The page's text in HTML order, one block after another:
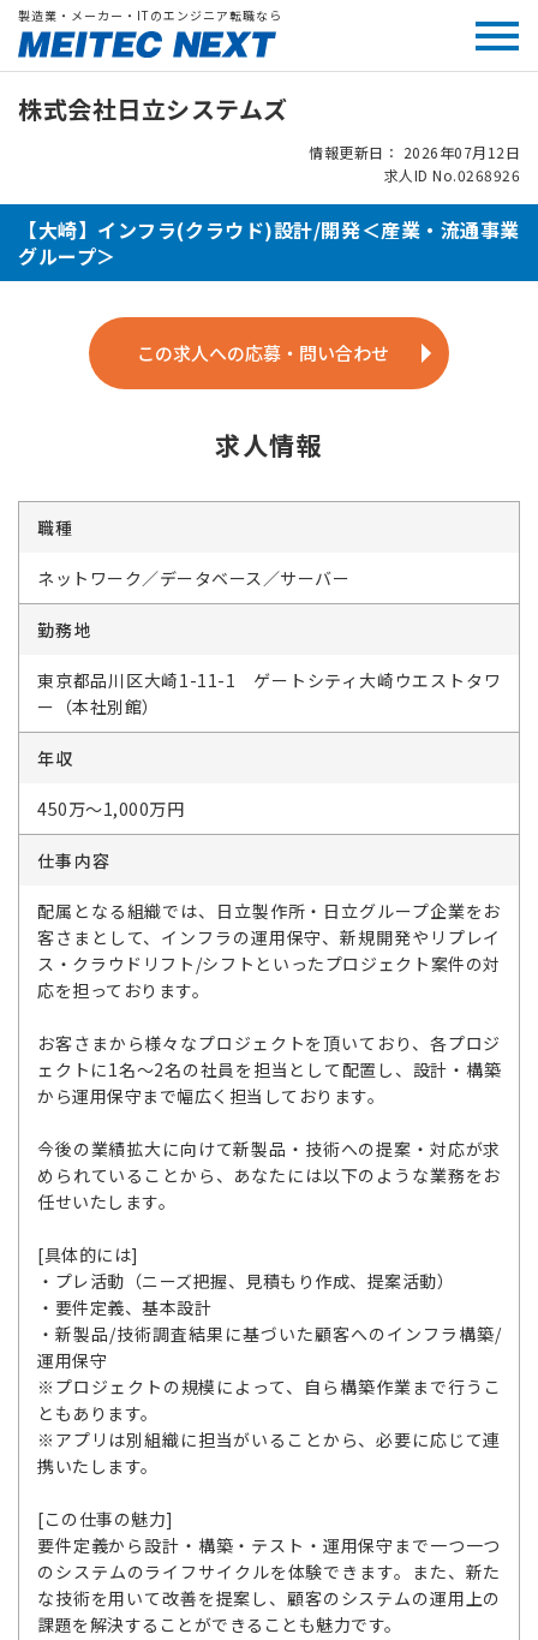
製造業・メーカー・ITのエンジニア転職なら
株式会社日立システムズ
情報更新日： 2026年07月12日
求人ID No.0268926
【大崎】インフラ(クラウド)設計/開発＜産業・流通事業
グループ＞
この求人への応募・問い合わせ
求人情報
職種
ネットワーク／データベース／サーバー
勤務地
東京都品川区大崎1-11-1 ゲートシティ大崎ウエストタワ
ー（本社別館）
年収
450万～1,000万円
仕事内容
配属となる組織では、日立製作所・日立グループ企業をお
客さまとして、インフラの運用保守、新規開発やリプレイ
ス・クラウドリフト/シフトといったプロジェクト案件の対
応を担っております。
お客さまから様々なプロジェクトを頂いており、各プロジ
ェクトに1名～2名の社員を担当として配置し、設計・構築
から運用保守まで幅広く担当しております。
今後の業績拡大に向けて新製品・技術への提案・対応が求
められていることから、あなたには以下のような業務をお
任せいたします。
[具体的には]
・プレ活動（ニーズ把握、見積もり作成、提案活動）
・要件定義、基本設計
・新製品/技術調査結果に基づいた顧客へのインフラ構築/
運用保守
※プロジェクトの規模によって、自ら構築作業まで行うこ
ともあります。
※アプリは別組織に担当がいることから、必要に応じて連
携いたします。
[この仕事の魅力]
要件定義から設計・構築・テスト・運用保守まで一つ一つ
のシステムのライフサイクルを体験できます。また、新た
な技術を用いて改善を提案し、顧客のシステムの運用上の
課題を解決することができることも魅力です。